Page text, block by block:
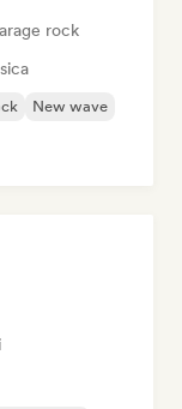
rock
New wave